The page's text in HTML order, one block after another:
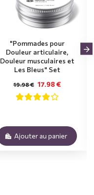
"Pommades pour
Douleur articulaire,
Douleur musculaires et
Les Bleus" Set
17.98 €
19.98 €
Ajouter au panier